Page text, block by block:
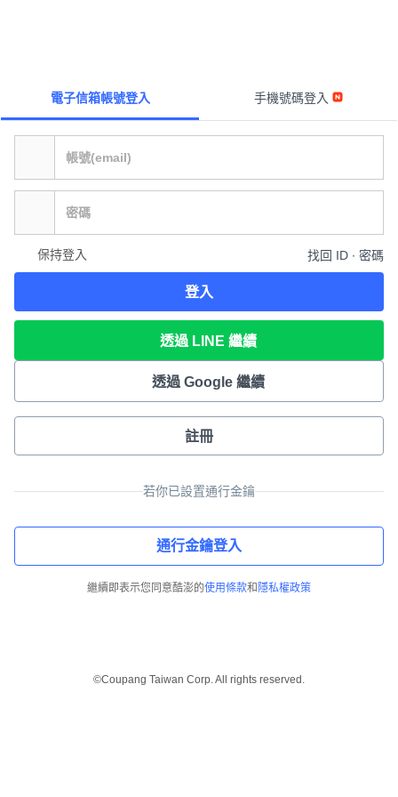
電子信箱帳號登入 手機號碼登入
保持登入 找回 ID ∙ 密碼
登入
透過 LINE 繼續
透過 Google 繼續
註冊
若你已設置通行金鑰
通行金鑰登入
繼續即表示您同意酷澎的使用條款和 隱私權政策
©Coupang Taiwan Corp. All rights reserved.